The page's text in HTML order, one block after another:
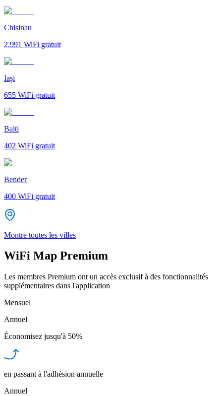
Chisinau
2,991 WiFi gratuit
Iași
655 WiFi gratuit
Balti
402 WiFi gratuit
Bender
400 WiFi gratuit
Montre toutes les villes
WiFi Map Premium
Les membres Premium ont un accès exclusif à des fonctionnalités
supplémentaires dans l'application
Mensuel
Annuel
Économisez jusqu'à 50%
en passant à l'adhésion annuelle
Annuel